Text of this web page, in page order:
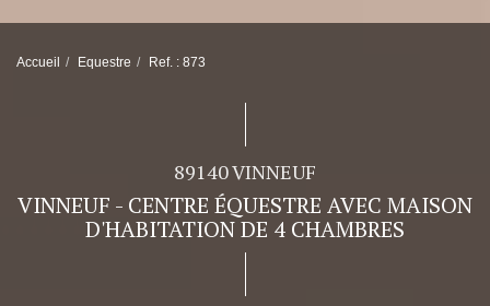
Accueil Equestre Ref. : 873
89140 VINNEUF
VINNEUF - CENTRE ÉQUESTRE AVEC MAISON
D'HABITATION DE 4 CHAMBRES